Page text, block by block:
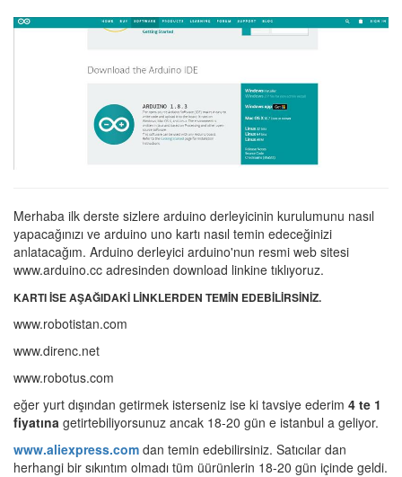
Merhaba ilk derste sizlere arduino derleyicinin kurulumunu nasıl
yapacağınızı ve arduino uno kartı nasıl temin edeceğinizi
anlatacağım. Arduino derleyici arduino'nun resmi web sitesi
www.arduino.cc adresinden download linkine tıklıyoruz.
KARTI İSE AŞAĞIDAKİ LİNKLERDEN TEMİN EDEBİLİRSİNİZ.
www.robotistan.com
www.direnc.net
www.robotus.com
eğer yurt dışından getirmek isterseniz ise ki tavsiye ederim 4 te 1
fiyatına getirtebiliyorsunuz ancak 18-20 gün e istanbul a geliyor.
www.aliexpress.com dan temin edebilirsiniz. Satıcılar dan
herhangi bir sıkıntım olmadı tüm üürünlerin 18-20 gün içinde geldi.